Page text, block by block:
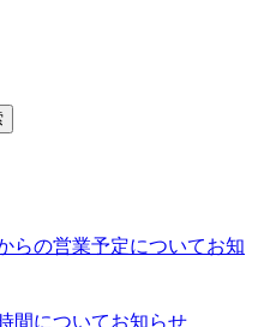
らの営業予定についてお知
間についてお知らせ